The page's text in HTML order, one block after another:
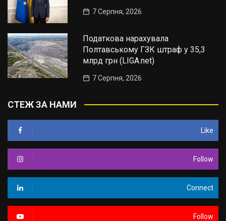
7 Серпня, 2026
Податкова нарахувала
Полтавському ГЗК штраф у 35,3
млрд грн (LIGA.net)
7 Серпня, 2026
СТЕЖ ЗА НАМИ
Like
Follow
Connect
Follow